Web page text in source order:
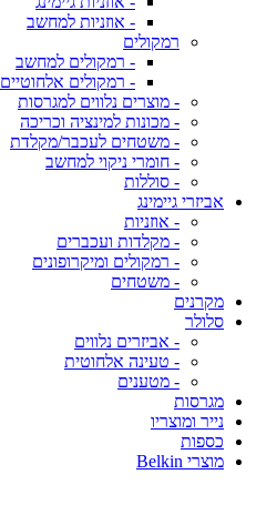
- אוזניות למחשב
רמקולים
- רמקולים למחשב
- רמקולים אלחוטיים
- מוצרים נלווים למגרסות
- מכונות למינציה וכריכה
- משטחים לעכבר/מקלדת
- חומרי ניקוי למחשב
- סוללות
אביזרי גיימינג
- אוזניות
- מקלדות ועכברים
- רמקולים ומיקרופונים
- משטחים
מקרנים
סלולר
- אביזרים נלווים
- טעינה אלחוטית
- מטענים
מגרסות
נייר ומוצריו
כספות
מוצרי Belkin